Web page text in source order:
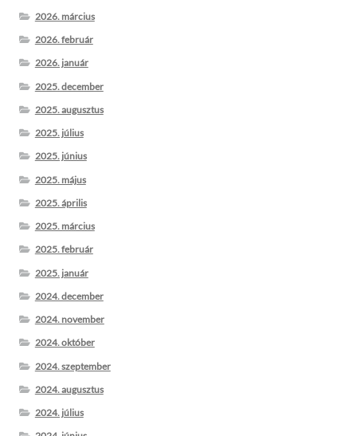
2026. március
2026. február
2026. január
2025. december
2025. augusztus
2025. július
2025. június
2025. május
2025. április
2025. március
2025. február
2025. január
2024. december
2024. november
2024. október
2024. szeptember
2024. augusztus
2024. július